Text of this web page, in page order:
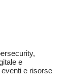
e
e risorse